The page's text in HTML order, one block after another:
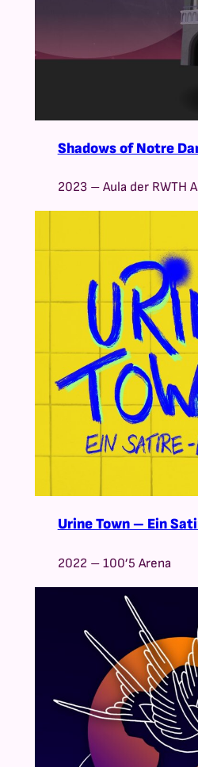
Shadows of Notre
2023 – Aula der RWTH
Urine Town – Ein
2022 – 100’5 Arena